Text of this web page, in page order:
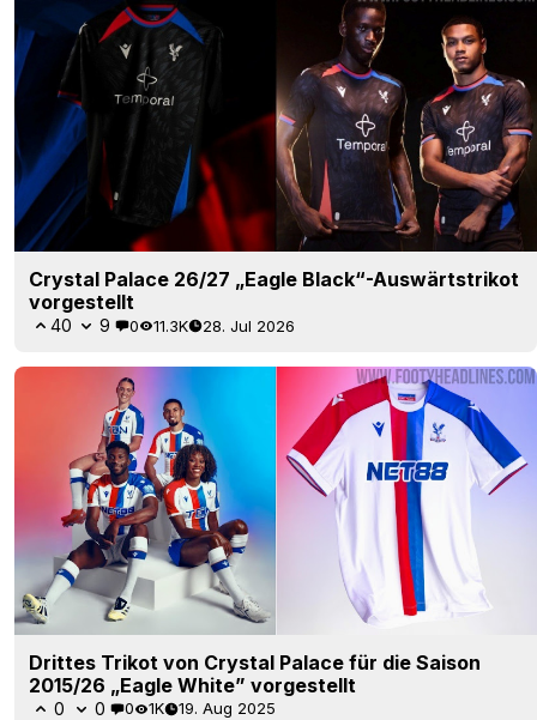
Crystal Palace 26/27 „Eagle Black“-Auswärtstrikot
vorgestellt
40 9 0 11.3K 28. Jul 2026
Drittes Trikot von Crystal Palace für die Saison
2015/26 „Eagle White” vorgestellt
0 0 0 1K 19. Aug 2025